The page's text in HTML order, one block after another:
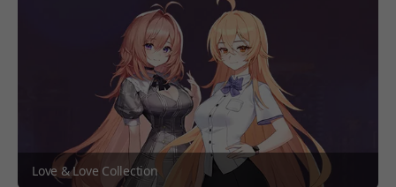
Love & Love Collection